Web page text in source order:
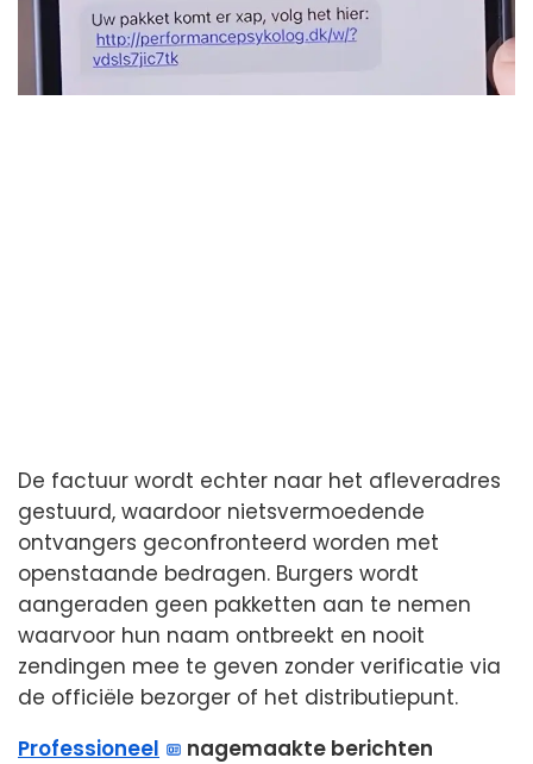
De factuur wordt echter naar het afleveradres
gestuurd, waardoor nietsvermoedende
ontvangers geconfronteerd worden met
openstaande bedragen. Burgers wordt
aangeraden geen pakketten aan te nemen
waarvoor hun naam ontbreekt en nooit
zendingen mee te geven zonder verificatie via
de officiële bezorger of het distributiepunt.
Professioneel
nagemaakte berichten